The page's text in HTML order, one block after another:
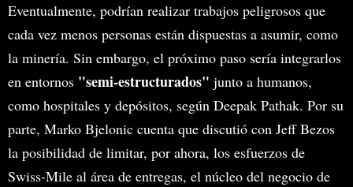
Eventualmente, podrían realizar trabajos peligrosos que
cada vez menos personas están dispuestas a asumir, como
la minería. Sin embargo, el próximo paso sería integrarlos
en entornos "semi-estructurados" junto a humanos,
como hospitales y depósitos, según Deepak Pathak. Por su
parte, Marko Bjelonic cuenta que discutió con Jeff Bezos
la posibilidad de limitar, por ahora, los esfuerzos de
Swiss-Mile al área de entregas, el núcleo del negocio de